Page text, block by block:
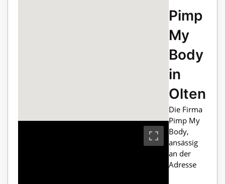
Pimp
My
Body
in
Olten
Die Firma
Pimp My
Body,
ansässig
an der
Adresse